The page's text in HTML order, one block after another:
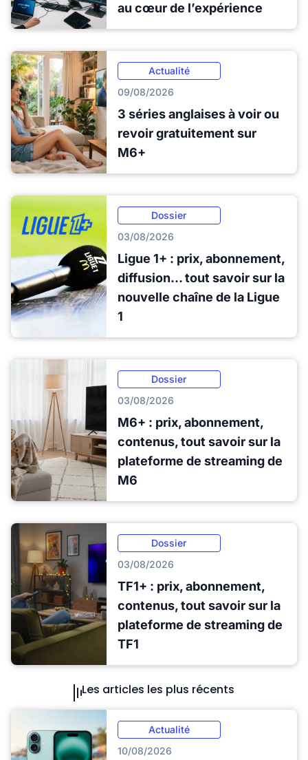
au cœur de l’expérience
Actualité
09/08/2026
3 séries anglaises à voir ou
revoir gratuitement sur
M6+
Dossier
03/08/2026
Ligue 1+ : prix, abonnement,
diffusion... tout savoir sur la
nouvelle chaîne de la Ligue
1
Dossier
03/08/2026
M6+ : prix, abonnement,
contenus, tout savoir sur la
plateforme de streaming de
M6
Dossier
03/08/2026
TF1+ : prix, abonnement,
contenus, tout savoir sur la
plateforme de streaming de
TF1
Les articles les plus récents
Actualité
10/08/2026